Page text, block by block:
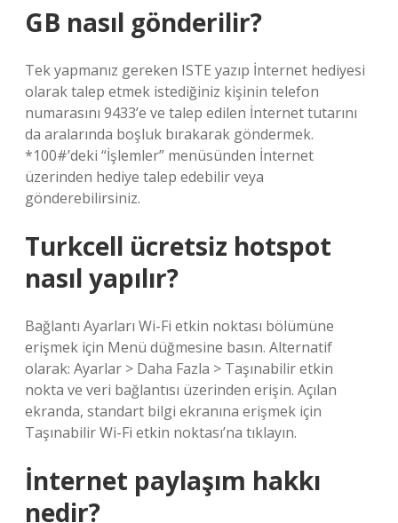
GB nasıl gönderilir?
Tek yapmanız gereken ISTE yazıp İnternet hediyesi
olarak talep etmek istediğiniz kişinin telefon
numarasını 9433’e ve talep edilen İnternet tutarını
da aralarında boşluk bırakarak göndermek.
*100#’deki “İşlemler” menüsünden İnternet
üzerinden hediye talep edebilir veya
gönderebilirsiniz.
Turkcell ücretsiz hotspot
nasıl yapılır?
Bağlantı Ayarları Wi-Fi etkin noktası bölümüne
erişmek için Menü düğmesine basın. Alternatif
olarak: Ayarlar > Daha Fazla > Taşınabilir etkin
nokta ve veri bağlantısı üzerinden erişin. Açılan
ekranda, standart bilgi ekranına erişmek için
Taşınabilir Wi-Fi etkin noktası’na tıklayın.
İnternet paylaşım hakkı
nedir?